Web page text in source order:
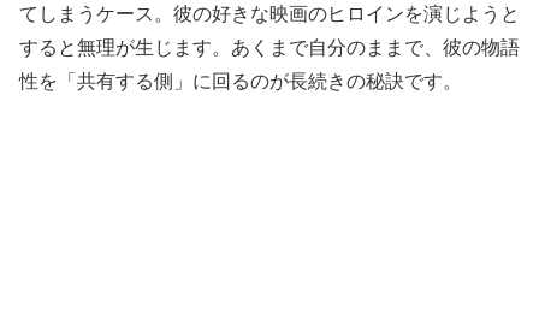
てしまうケース。彼の好きな映画のヒロインを演じようと
すると無理が生じます。あくまで自分のままで、彼の物語
性を「共有する側」に回るのが長続きの秘訣です。